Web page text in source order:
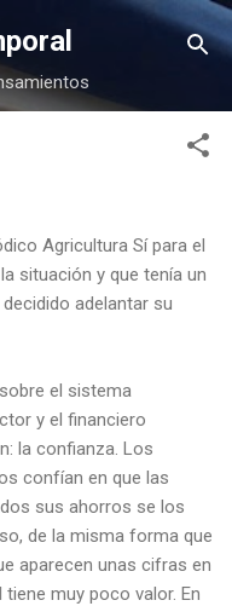
Agricultura Sí para el
situación y que tenía un
adelantar su
el sistema
y el financiero
la confianza. Los
confían en que las
sus ahorros se los
de la misma forma que
aparecen unas cifras en
muy poco valor. En